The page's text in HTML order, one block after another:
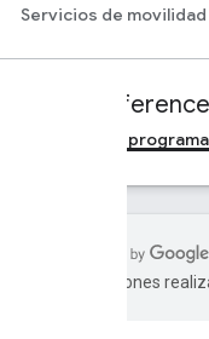
Servicios de movilidad
Reference
Tareas
traducciones